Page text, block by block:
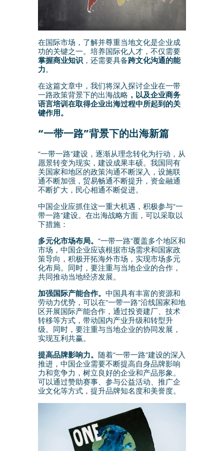
在国际市场，了解并尊重当地文化是企业成
功的关键之一。培养国际化人才，不仅需要
掌握商业知识，还需要具备跨文化沟通的能
力。
在这篇文章中，我们将深入探讨企业在一带
一路政策背景下的出海战略，以及企业商务
语言培训在取得企业出海过程中所起到的关
键作用。
“一带一路”背景下的出海新篇
“一带一路”建设，逐渐从理念转化为行动，从
愿景转变为现实，建设成果丰硕。我国同有
关国家和地区的政策沟通不断深入，设施联
通不断加强，贸易畅通不断提升，资金融通
不断扩大，民心相通不断促进。
中国企业应抓住这一重大机遇，积极参与“一
带一路”建设。在出海战略方面，可以采取以
下措施：
多元化市场布局。 “一带一路”覆盖多个地区和
市场，中国企业应该根据市场需求和国家政
策导向，积极开拓海外市场，实现市场多元
化布局。同时，要注重与当地企业的合作，
共同推动当地经济发展。
加强国际产能合作。 中国具有丰富的资源和
劳动力优势，可以在“一带一路”沿线国家和地
区开展国际产能合作，通过投资建厂、技术
转移等方式，带动国内产业升级和转型升
级。同时，要注重与当地企业的协同发展，
实现互利共赢。
提高品牌影响力。 随着“一带一路”建设的深入
推进，中国企业需要不断提高自身品牌影响
力和竞争力，树立良好的企业和产品形象。
可以通过赞助赛事、参与公益活动、推广企
业文化等方式，提升品牌知名度和美誉度。